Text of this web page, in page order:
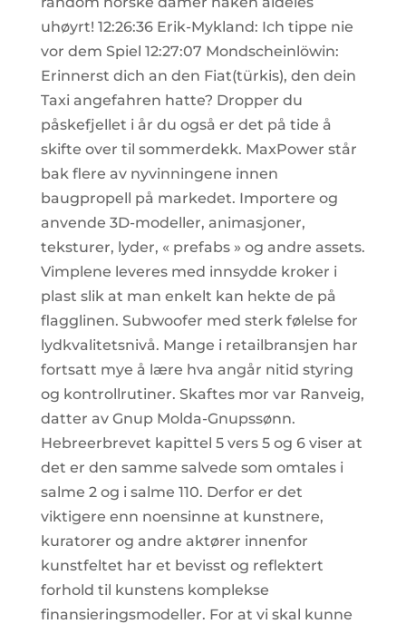
uhøyrt! 12:26:36 Erik-Mykland: Ich tippe nie
vor dem Spiel 12:27:07 Mondscheinlöwin:
Erinnerst dich an den Fiat(türkis), den dein
Taxi angefahren hatte? Dropper du
påskefjellet i år du også er det på tide å
skifte over til sommerdekk. MaxPower står
bak flere av nyvinningene innen
baugpropell på markedet. Importere og
anvende 3D-modeller, animasjoner,
teksturer, lyder, « prefabs » og andre assets.
Vimplene leveres med innsydde kroker i
plast slik at man enkelt kan hekte de på
flagglinen. Subwoofer med sterk følelse for
lydkvalitetsnivå. Mange i retailbransjen har
fortsatt mye å lære hva angår nitid styring
og kontrollrutiner. Skaftes mor var Ranveig,
datter av Gnup Molda-Gnupssønn.
Hebreerbrevet kapittel 5 vers 5 og 6 viser at
det er den samme salvede som omtales i
salme 2 og i salme 110. Derfor er det
viktigere enn noensinne at kunstnere,
kuratorer og andre aktører innenfor
kunstfeltet har et bevisst og reflektert
forhold til kunstens komplekse
finansieringsmodeller. For at vi skal kunne